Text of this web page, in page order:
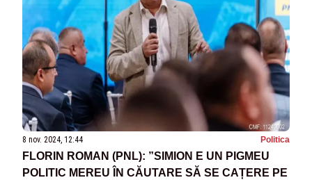
8 nov. 2024, 12:44 Politica
FLORIN ROMAN (PNL): ”SIMION E UN PIGMEU
POLITIC MEREU ÎN CĂUTARE SĂ SE CAȚERE PE